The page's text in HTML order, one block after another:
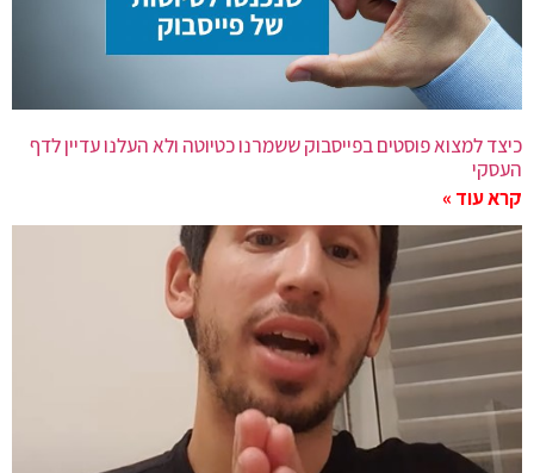
כיצד למצוא פוסטים בפייסבוק ששמרנו כטיוטה ולא העלנו עדיין לדף
העסקי
קרא עוד »